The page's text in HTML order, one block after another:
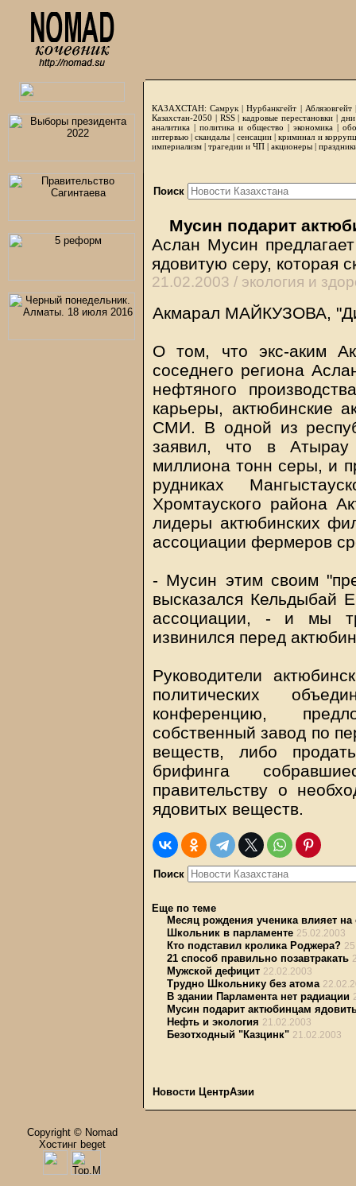
КАЗАХСТАН: Самрук |Нурбанкгейт | Аблязовгейт
Казахстан-2050 | RSS|кадровые перестановки|
аналитика | политика и общество | экономика |
интервью |скандалы | сенсации|криминал и
империализм | трагедии и ЧП | акционеры |
Поиск
Мусин подарит
Аслан Мусин
ядовитую серу, которая
21.02.2003 / экология и
Акмарал МАЙКУЗОВА,
О том, что экс-аким
соседнего региона
нефтяного
карьеры, актюбинские
СМИ. В одной из
заявил, что в
миллиона тонн серы, и
рудниках
Хромтауского района
лидеры актюбинских
ассоциации фермеров
- Мусин этим своим
высказался Кельдыбай
ассоциации, - и мы
извинился перед
Руководители
политических
конференцию,
собственный завод по
веществ, либо
брифинга
правительству о
ядовитых веществ.
Поиск
Еще по теме
Месяц рождения ученика влияет на
Школьник в парламенте 25.02.2003
Кто подставил кролика Роджера?
21 способ правильно позавтракать
Мужской дефицит 22.02.2003
Трудно Школьнику без атома
В здании Парламента нет радиации
Мусин подарит актюбинцам
Нефть и экология 21.02.2003
Безотходный "Казцинк" 21.02.2003
Новости ЦентрАзии
Copyright © Nomad
Хостинг beget